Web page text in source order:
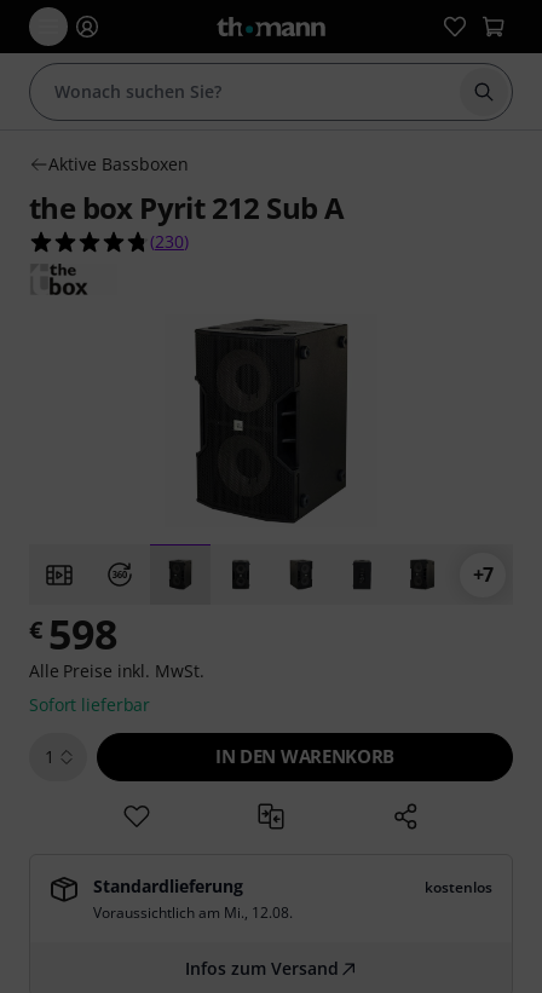
Suche
Aktive Bassboxen
the box Pyrit 212 Sub A
4.8 von 5 Sternen aus 230 Kundenbewertungen
(230)
+7
€ 598
Alle Preise inkl. MwSt.
Sofort lieferbar
1 IN DEN WARENKORB
Standardlieferung
kostenlos
Voraussichtlich am Mi., 12.08.
Infos zum Versand